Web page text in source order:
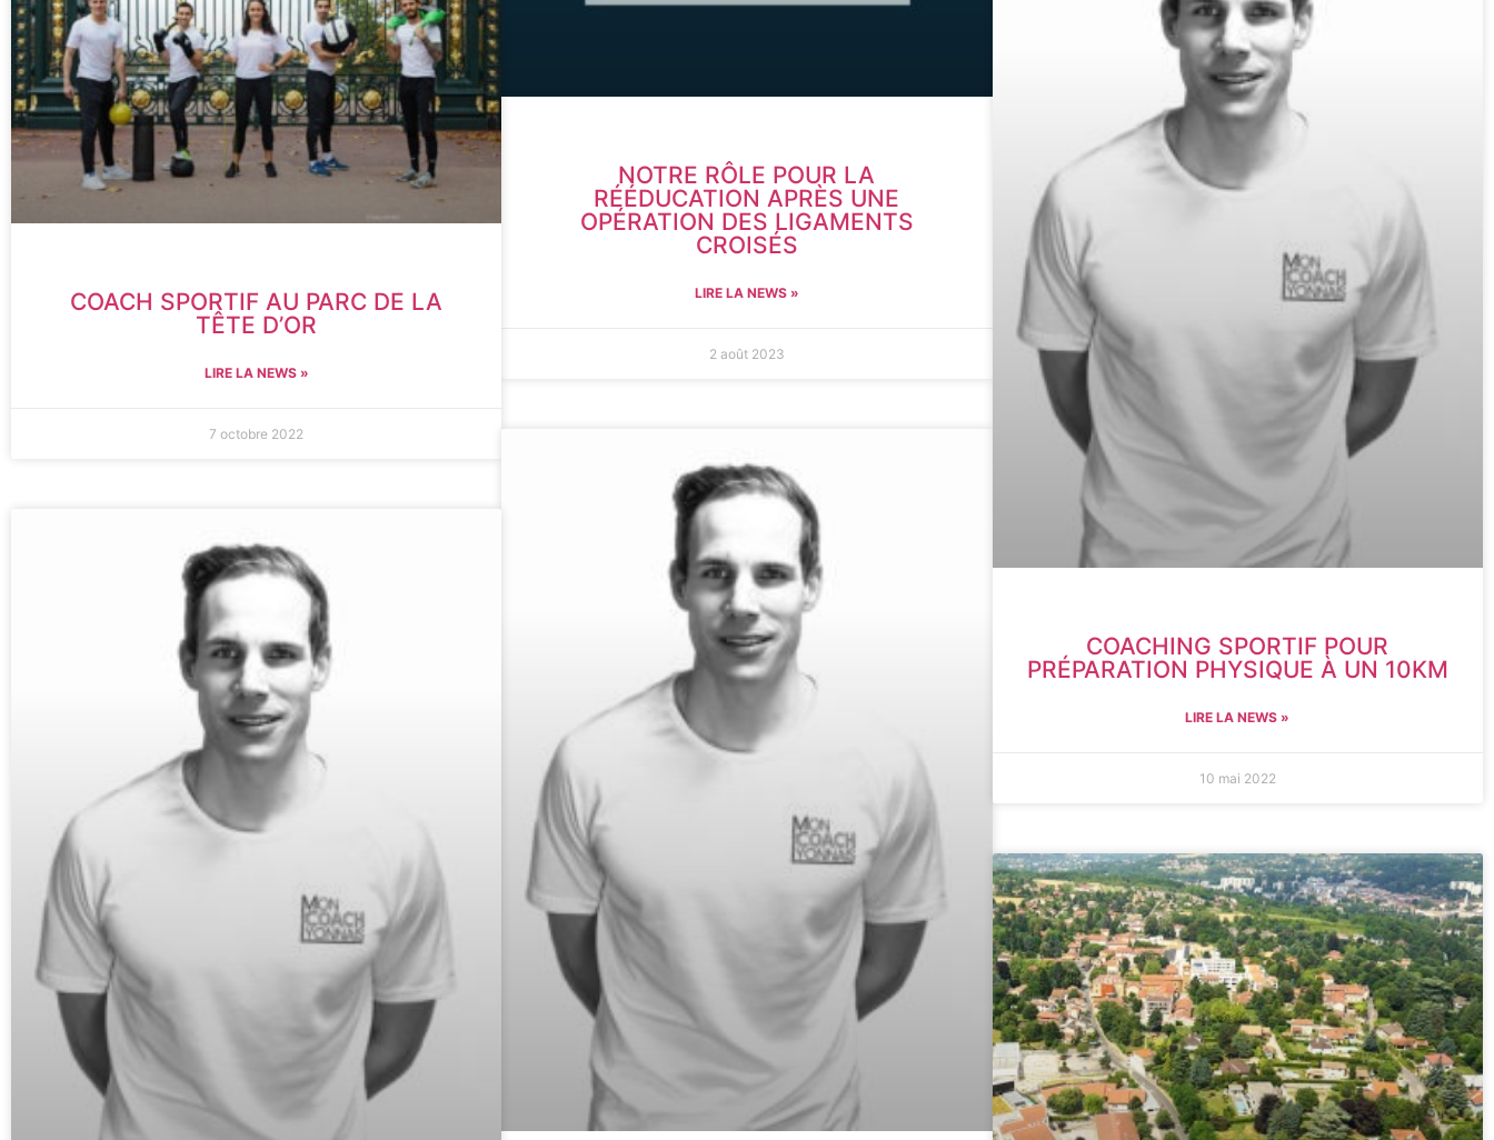
NOTRE RÔLE POUR LA
RÉÉDUCATION APRÈS UNE
OPÉRATION DES LIGAMENTS
CROISÉS
LIRE LA NEWS »
2 août 2023
COACH SPORTIF AU PARC DE LA
TÊTE D’OR
LIRE LA NEWS »
7 octobre 2022
COACHING SPORTIF POUR
PRÉPARATION PHYSIQUE À UN 10KM
LIRE LA NEWS »
10 mai 2022